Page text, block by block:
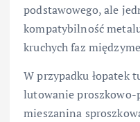
podstawowego, ale
kompatybilność
kruchych faz
W przypadku łopatek
lutowanie proszkowo-
mieszanina